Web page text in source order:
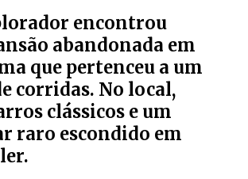
encontrou
abandonada em
que pertenceu a um
corridas. No local,
clássicos e um
raro escondido em